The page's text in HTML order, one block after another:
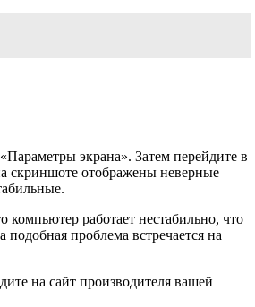
экрана». Затем перейдите в
скриншоте отображены неверные
компьютер работает нестабильно, что
проблема встречается на
на сайт производителя вашей